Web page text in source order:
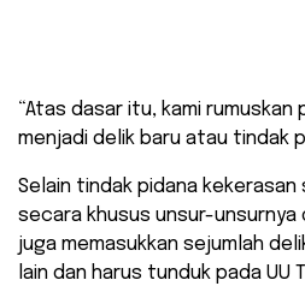
“Atas dasar itu, kami
menjadi delik baru atau tindak
Selain tindak pidana
secara khusus unsur-unsurnya
juga memasukkan sejumlah
lain dan harus tunduk pada UU